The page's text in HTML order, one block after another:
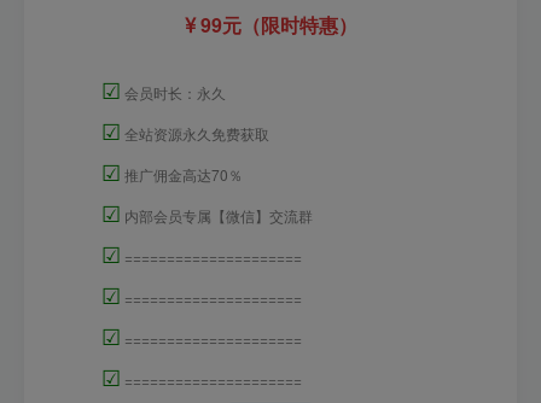
99元（限时特惠）
☑ 会员时长：永久
☑ 全站资源永久免费获取
☑ 推广佣金高达70％
☑ 内部会员专属【微信】交流群
☑ =====================
☑ =====================
☑ =====================
☑ =====================